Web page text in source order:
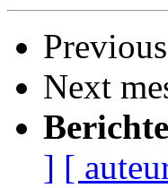
Next
] [